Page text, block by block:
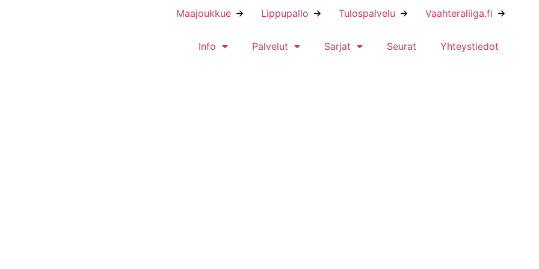
Maajoukkue Lippupallo Tulospalvelu Vaahteraliiga.fi
Info Palvelut Sarjat Seurat Yhteystiedot